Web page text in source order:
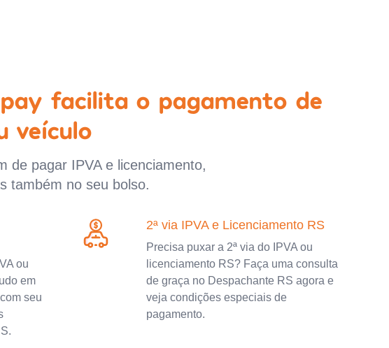
facilita o pagamento de
veículo
de pagar IPVA e licenciamento,
também no seu bolso.
ou
em
seu
2ª via IPVA e Licenciamento RS
Precisa puxar a 2ª via do IPVA ou
licenciamento RS? Faça uma consulta
de graça no Despachante RS agora e
veja condições especiais de
pagamento.